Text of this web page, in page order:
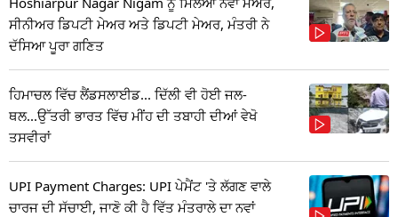
ਸੀਨੀਅਰ ਡਿਪਟੀ ਮੇਅਰ ਅਤੇ ਡਿਪਟੀ ਮੇਅਰ, ਮੰਤਰੀ ਨੇ
ਦੱਸਿਆ ਪੂਰਾ ਗਣਿਤ
ਹਿਮਾਚਲ ਵਿੱਚ ਲੈਂਡਸਲਾਈਡ... ਦਿੱਲੀ ਵੀ ਹੋਈ ਜਲ-
ਥਲ...ਉੱਤਰੀ ਭਾਰਤ ਵਿੱਚ ਮੀਂਹ ਦੀ ਤਬਾਹੀ ਦੀਆਂ ਵੇਖੋ
ਤਸਵੀਰਾਂ
UPI Payment Charges: UPI ਪੇਮੈਂਟ 'ਤੇ ਲੱਗਣ ਵਾਲੇ
ਚਾਰਜ ਦੀ ਸੱਚਾਈ, ਜਾਣੋ ਕੀ ਹੈ ਵਿੱਤ ਮੰਤਰਾਲੇ ਦਾ ਨਵਾਂ